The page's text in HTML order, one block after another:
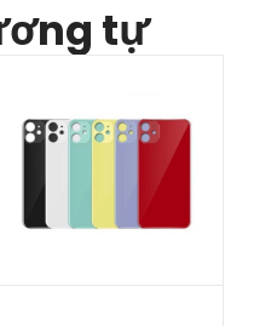
tự